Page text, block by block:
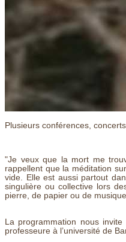
Plusieurs conférences,
"Je veux que la mort me
rappellent que la méditation
vide. Elle est aussi partout
singulière ou collective lors
pierre, de papier ou de
La programmation nous
professeure à l’université de